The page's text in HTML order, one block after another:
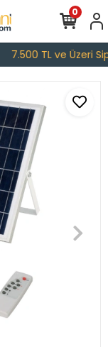
7.500 TL ve Üzeri
0